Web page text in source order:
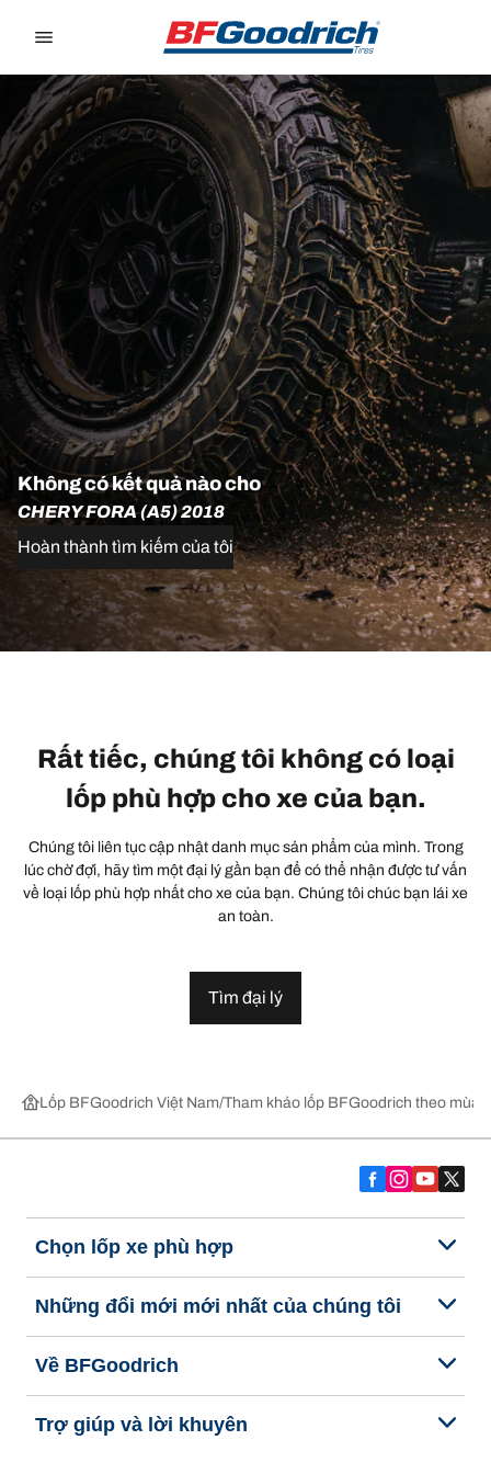
Không có kết quả nào cho
CHERY FORA (A5) 2018
Hoàn thành tìm kiếm của tôi
Rất tiếc, chúng tôi không có loại
lốp phù hợp cho xe của bạn.
Chúng tôi liên tục cập nhật danh mục sản phẩm của mình. Trong
lúc chờ đợi, hãy tìm một đại lý gần bạn để có thể nhận được tư vấn
về loại lốp phù hợp nhất cho xe của bạn. Chúng tôi chúc bạn lái xe
an toàn.
Tìm đại lý
Lốp BFGoodrich Việt Nam Tham khảo lốp BFGoodrich theo
Chọn lốp xe phù hợp
Những đổi mới mới nhất của chúng tôi
Về BFGoodrich
Trợ giúp và lời khuyên